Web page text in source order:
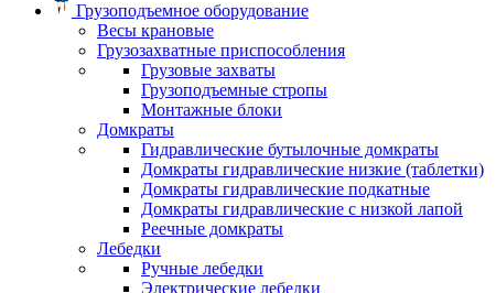
Грузоподъемное оборудование
Весы крановые
Грузозахватные приспособления
Грузовые захваты
Грузоподъемные стропы
Монтажные блоки
Домкраты
Гидравлические бутылочные домкраты
Домкраты гидравлические низкие (таблетки)
Домкраты гидравлические подкатные
Домкраты гидравлические с низкой лапой
Реечные домкраты
Лебедки
Ручные лебедки
Электрические лебедки